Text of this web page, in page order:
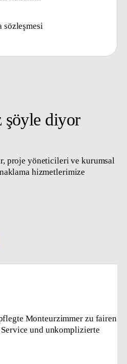
sözleşmesi
diyor
proje yöneticileri ve kurumsal
hizmetlerimize
Monteurzimmer zu fairen
und unkomplizierte